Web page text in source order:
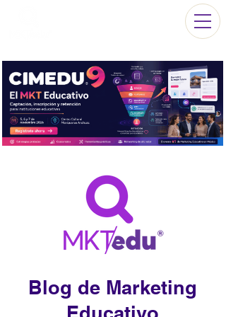
Blog de Marketing